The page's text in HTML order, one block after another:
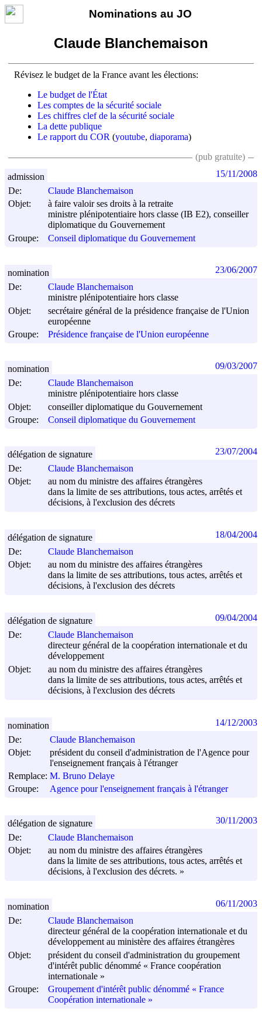
Nominations au JO
Claude Blanchemaison
Révisez le budget de la France avant les élections:
Le budget de l'État
Les comptes de la sécurité sociale
Les chiffres clef de la sécurité sociale
La dette publique
Le rapport du COR (youtube, diaporama)
(pub gratuite)
De:
Claude Blanchemaison
Objet:
à faire valoir ses droits à la retraite
ministre plénipotentiaire hors classe (IB E2), conseiller
diplomatique du Gouvernement
Groupe:
Conseil diplomatique du Gouvernement
admission 15/11/2008
De:
Claude Blanchemaison
ministre plénipotentiaire hors classe
Objet:
secrétaire général de la présidence française de l'Union
européenne
Groupe:
Présidence française de l'Union européenne
nomination 23/06/2007
De:
Claude Blanchemaison
ministre plénipotentiaire hors classe
Objet:
conseiller diplomatique du Gouvernement
Groupe:
Conseil diplomatique du Gouvernement
nomination 09/03/2007
De:
Claude Blanchemaison
Objet:
au nom du ministre des affaires étrangères
dans la limite de ses attributions, tous actes, arrêtés et
décisions, à l'exclusion des décrets
délégation de signature 23/07/2004
De:
Claude Blanchemaison
Objet:
au nom du ministre des affaires étrangères
dans la limite de ses attributions, tous actes, arrêtés et
décisions, à l'exclusion des décrets
délégation de signature 18/04/2004
De:
Claude Blanchemaison
directeur général de la coopération internationale et du
développement
Objet:
au nom du ministre des affaires étrangères
dans la limite de ses attributions, tous actes, arrêtés et
décisions, à l'exclusion des décrets
délégation de signature 09/04/2004
De:
Claude Blanchemaison
Objet:
président du conseil d'administration de l'Agence pour
l'enseignement français à l'étranger
Remplace: M. Bruno Delaye
Groupe:
Agence pour l'enseignement français à l'étranger
nomination 14/12/2003
De:
Claude Blanchemaison
Objet:
au nom du ministre des affaires étrangères
dans la limite de ses attributions, tous actes, arrêtés et
décisions, à l'exclusion des décrets. »
délégation de signature 30/11/2003
De:
Claude Blanchemaison
directeur général de la coopération internationale et du
développement au ministère des affaires étrangères
Objet:
président du conseil d'administration du groupement
d'intérêt public dénommé « France coopération
internationale »
Groupe:
Groupement d'intérêt public dénommé « France
Coopération internationale »
nomination 06/11/2003